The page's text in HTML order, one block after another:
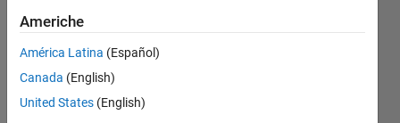
Toolbox Team
Versione 1.0.0.4
3,2K download
4,10/5
Americhe
América Latina (Español)
Canada (English)
United States (English)